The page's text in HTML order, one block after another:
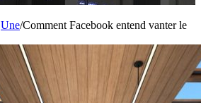
Une/Comment Facebook entend vanter le